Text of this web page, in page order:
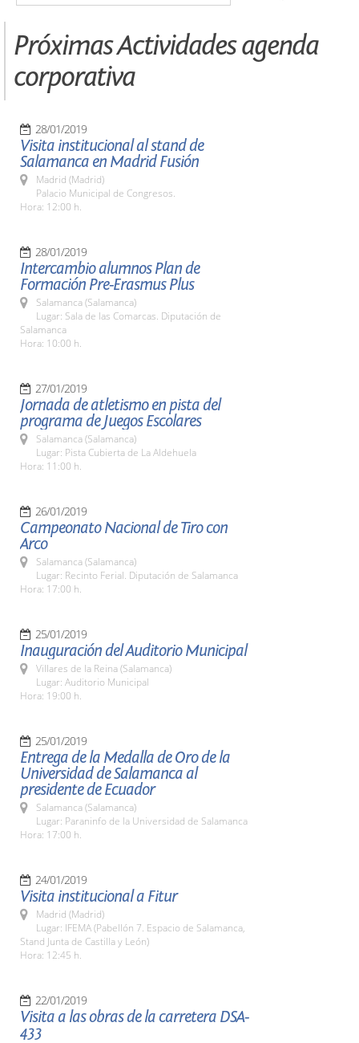
Próximas Actividades agenda
corporativa
28/01/2019
Visita institucional al stand de
Salamanca en Madrid Fusión
Madrid (Madrid)
Palacio Municipal de Congresos.
Hora: 12:00 h.
28/01/2019
Intercambio alumnos Plan de
Formación Pre-Erasmus Plus
Salamanca (Salamanca)
Lugar: Sala de las Comarcas. Diputación de
Salamanca
Hora: 10:00 h.
27/01/2019
Jornada de atletismo en pista del
programa de Juegos Escolares
Salamanca (Salamanca)
Lugar: Pista Cubierta de La Aldehuela
Hora: 11:00 h.
26/01/2019
Campeonato Nacional de Tiro con
Arco
Salamanca (Salamanca)
Lugar: Recinto Ferial. Diputación de Salamanca
Hora: 17:00 h.
25/01/2019
Inauguración del Auditorio Municipal
Villares de la Reina (Salamanca)
Lugar: Auditorio Municipal
Hora: 19:00 h.
25/01/2019
Entrega de la Medalla de Oro de la
Universidad de Salamanca al
presidente de Ecuador
Salamanca (Salamanca)
Lugar: Paraninfo de la Universidad de Salamanca
Hora: 17:00 h.
24/01/2019
Visita institucional a Fitur
Madrid (Madrid)
Lugar: IFEMA (Pabellón 7. Espacio de Salamanca,
Stand Junta de Castilla y León)
Hora: 12:45 h.
22/01/2019
Visita a las obras de la carretera DSA-
433